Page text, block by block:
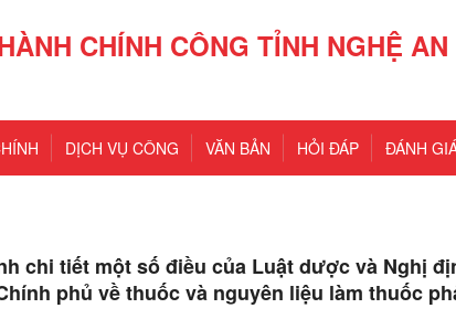
CHÍNH CÔNG TỈNH NGHỆ AN
DỊCH VỤ CÔNG VĂN BẢN HỎI ĐÁP ĐÁNH
chi tiết một số điều của Luật dược và Nghị
phủ về thuốc và nguyên liệu làm thuốc